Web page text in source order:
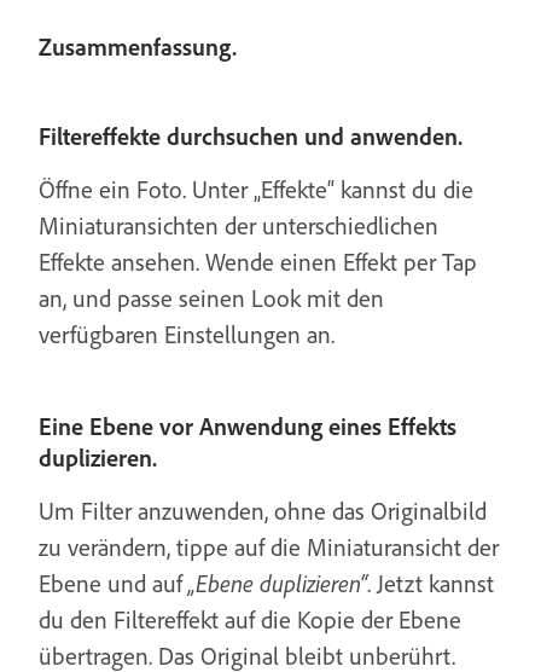
Zusammenfassung.
Filtereffekte durchsuchen und anwenden.
Öffne ein Foto. Unter „Effekte“ kannst du die
Miniaturansichten der unterschiedlichen
Effekte ansehen. Wende einen Effekt per Tap
an, und passe seinen Look mit den
verfügbaren Einstellungen an.
Eine Ebene vor Anwendung eines Effekts
duplizieren.
Um Filter anzuwenden, ohne das Originalbild
zu verändern, tippe auf die Miniaturansicht der
Ebene und auf„Ebene duplizieren“. Jetzt kannst
du den Filtereffekt auf die Kopie der Ebene
übertragen. Das Original bleibt unberührt.